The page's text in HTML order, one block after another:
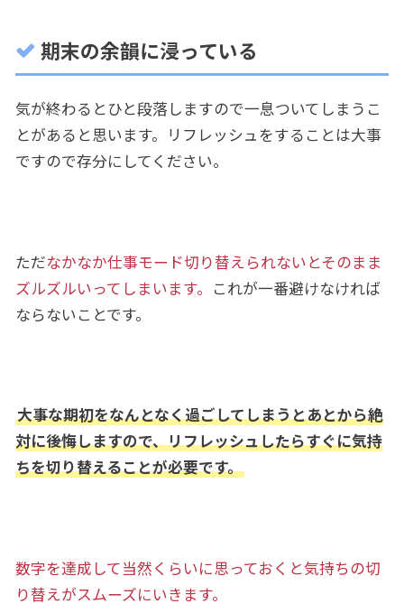
期末の余韻に浸っている
気が終わるとひと段落しますので一息ついてしまうこ
とがあると思います。リフレッシュをすることは大事
ですので存分にしてください。
ただなかなか仕事モード切り替えられないとそのまま
ズルズルいってしまいます。 これが一番避けなければ
ならないことです。
大事な期初をなんとなく過ごしてしまうとあとから絶
対に後悔しますので、リフレッシュしたらすぐに気持
ちを切り替えることが必要です。
数字を達成して当然くらいに思っておくと気持ちの切
り替えがスムーズにいきます。